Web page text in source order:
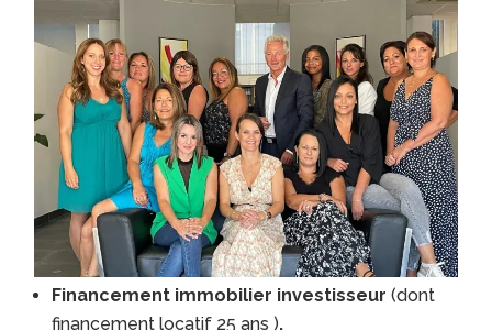
Financement immobilier investisseur(dont
financement locatif 25 ans ).